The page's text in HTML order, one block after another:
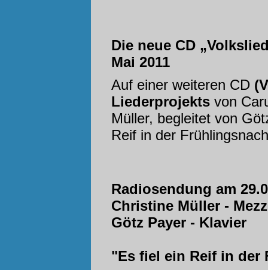
Die neue CD
Mai 2011
Auf einer weiteren CD
Liederprojekts von
Müller, begleitet von
Reif in der
Radiosendung am
Christine Müller -
Götz Payer - Klavier
"Es fiel ein Reif in der